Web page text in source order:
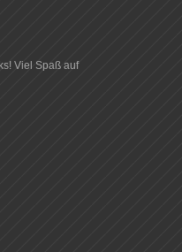
Viel Spaß auf